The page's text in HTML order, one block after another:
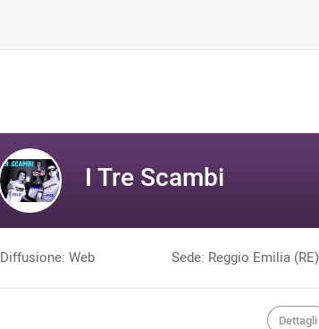
I Tre Scambi
Diffusione: Web Sede: Reggio Emilia (RE)
Dettagli